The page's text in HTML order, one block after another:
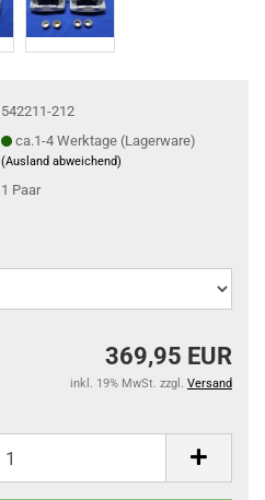
542211-212
ca.1-4 Werktage (Lagerware)
(Ausland abweichend)
1 Paar
369,95 EUR
inkl. 19% MwSt. zzgl. Versand